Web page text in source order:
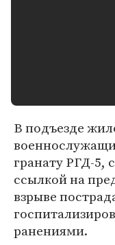
В подъезде
гранату РГД-5,
ссылкой на
взрыве
ранениями.